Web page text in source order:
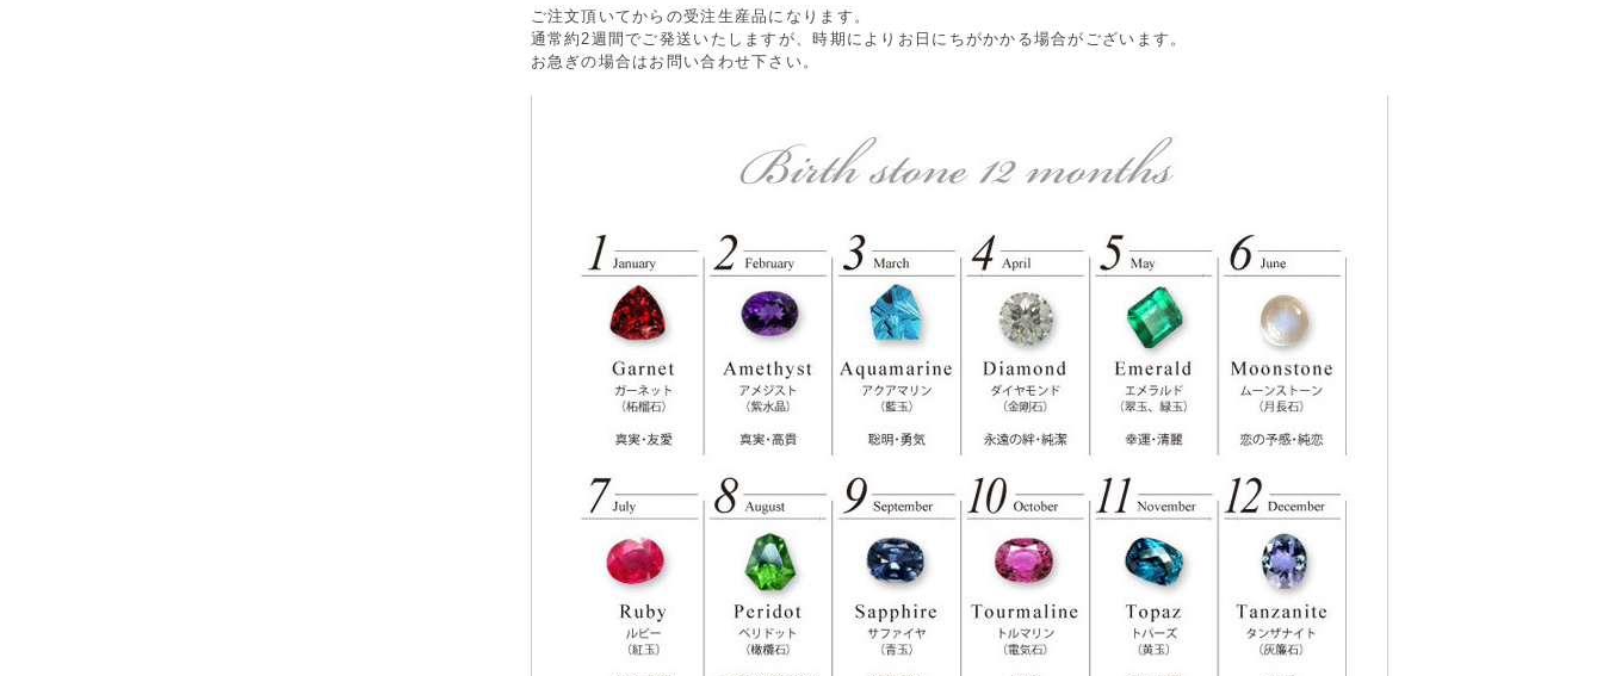
ご注文頂いてからの受注生産品になります。
通常約2週間でご発送いたしますが、時期によりお日にちがかかる場合がございます。
お急ぎの場合はお問い合わせ下さい。